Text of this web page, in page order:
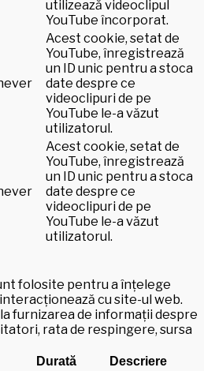
utilizează videoclipul
YouTube încorporat.
Acest cookie, setat de
YouTube, înregistrează
un ID unic pentru a stoca
date despre ce
videoclipuri de pe
YouTube le-a văzut
utilizatorul.
Acest cookie, setat de
YouTube, înregistrează
un ID unic pentru a stoca
date despre ce
videoclipuri de pe
YouTube le-a văzut
utilizatorul.
folosite pentru a înțelege
cu site-ul web.
furnizarea de informații despre
rata de respingere, sursa
Durată Descriere